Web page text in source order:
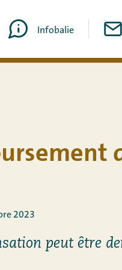
Infobalie
2023
peut être